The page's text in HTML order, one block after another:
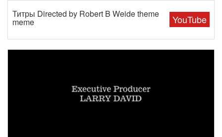
YouTube
Титры Directed by Robert B Weide theme
meme